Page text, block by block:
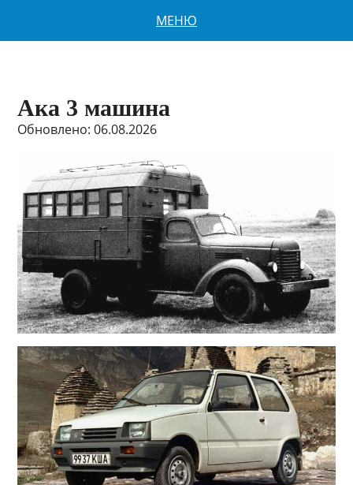
МЕНЮ
Ака 3 машина
Обновлено: 06.08.2026